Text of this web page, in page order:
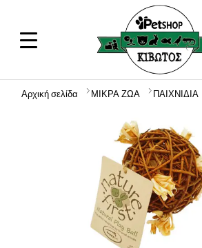
Αρχική σελίδα ΜΙΚΡΑ ΖΩΑ ΠΑΙΧΝΙΔΙΑ